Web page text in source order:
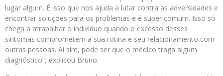
lugar algum. É isso que nos ajuda a lutar contra as adversidades e
encontrar soluções para os problemas e é super comum. Isso só
chega a atrapalhar o indivíduo quando o excesso desses
sintomas comprometem a sua rotina e seu relacionamento com
outras pessoas. Aí sim, pode ser que o médico traga algum
diagnóstico”, explicou Bruno.